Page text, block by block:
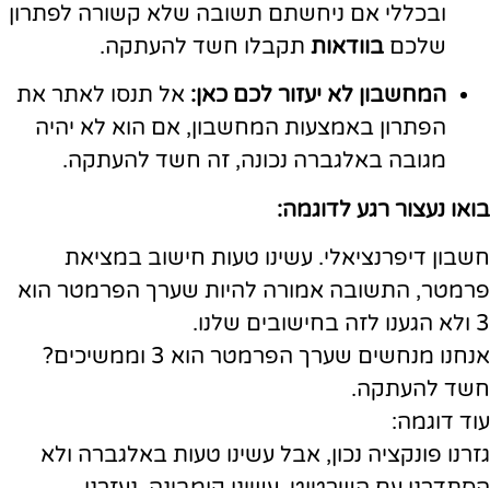
ובכללי אם ניחשתם תשובה שלא קשורה לפתרון
שלכם בוודאות תקבלו חשד להעתקה.
המחשבון לא יעזור לכם כאן: אל תנסו לאתר את
הפתרון באמצעות המחשבון, אם הוא לא יהיה
מגובה באלגברה נכונה, זה חשד להעתקה.
בואו נעצור רגע לדוגמה:
חשבון דיפרנציאלי. עשינו טעות חישוב במציאת
פרמטר, התשובה אמורה להיות שערך הפרמטר הוא
3 ולא הגענו לזה בחישובים שלנו.
אנחנו מנחשים שערך הפרמטר הוא 3 וממשיכים?
חשד להעתקה.
עוד דוגמה:
גזרנו פונקציה נכון, אבל עשינו טעות באלגברה ולא